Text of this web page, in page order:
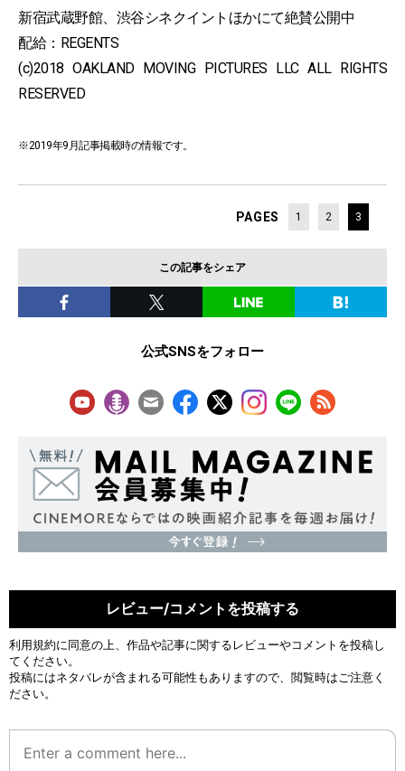
新宿武蔵野館、渋谷シネクイントほかにて絶賛公開中
配給：REGENTS
(c)2018 OAKLAND MOVING PICTURES LLC ALL RIGHTS
RESERVED
※2019年9月記事掲載時の情報です。
PAGES 1 2 3
この記事をシェア
公式SNSをフォロー
レビュー/コメントを投稿する
利用規約に同意の上、作品や記事に関するレビューやコメントを投稿し
てください。
投稿にはネタバレが含まれる可能性もありますので、閲覧時はご注意く
ださい。